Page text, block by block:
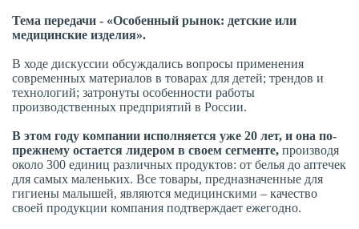
Тема передачи - «Особенный рынок: детские или
медицинские изделия».
В ходе дискуссии обсуждались вопросы применения
современных материалов в товарах для детей; трендов и
технологий; затронуты особенности работы
производственных предприятий в России.
В этом году компании исполняется уже 20 лет, и она по-
прежнему остается лидером в своем сегменте, производя
около 300 единиц различных продуктов: от белья до аптечек
для самых маленьких. Все товары, предназначенные для
гигиены малышей, являются медицинскими – качество
своей продукции компания подтверждает ежегодно.